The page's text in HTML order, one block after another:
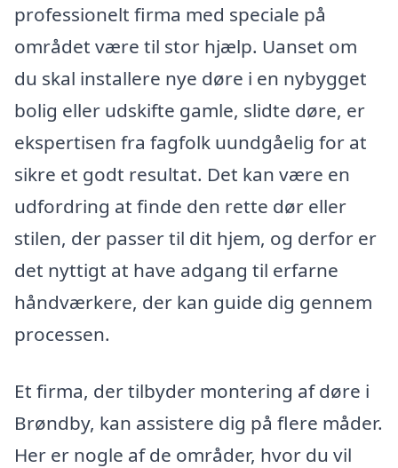
professionelt firma med speciale på
området være til stor hjælp. Uanset om
du skal installere nye døre i en nybygget
bolig eller udskifte gamle, slidte døre, er
ekspertisen fra fagfolk uundgåelig for at
sikre et godt resultat. Det kan være en
udfordring at finde den rette dør eller
stilen, der passer til dit hjem, og derfor er
det nyttigt at have adgang til erfarne
håndværkere, der kan guide dig gennem
processen.
Et firma, der tilbyder montering af døre i
Brøndby, kan assistere dig på flere måder.
Her er nogle af de områder, hvor du vil